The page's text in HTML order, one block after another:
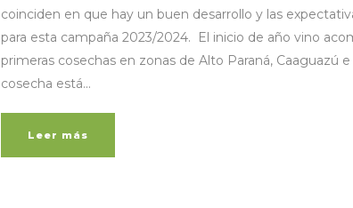
coinciden en que hay un buen desarrollo y las
para esta campaña 2023/2024. El inicio de año vino
primeras cosechas en zonas de Alto Paraná, Caaguazú e
cosecha está...
Leer más